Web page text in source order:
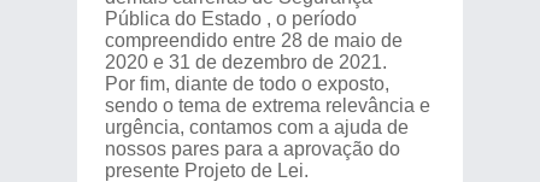
Pública do Estado , o período
compreendido entre 28 de maio de
2020 e 31 de dezembro de 2021.
Por fim, diante de todo o exposto,
sendo o tema de extrema relevância e
urgência, contamos com a ajuda de
nossos pares para a aprovação do
presente Projeto de Lei.